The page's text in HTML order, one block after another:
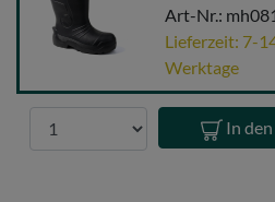
Boots
-50
46
Art-Nr.:
Lieferzeit: 7-
Werktage
In